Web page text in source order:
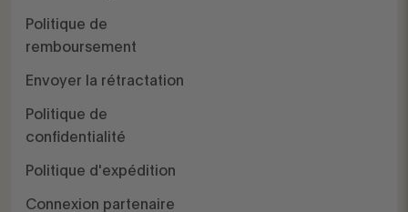
Politique de
remboursement
Envoyer la rétractation
Politique de
confidentialité
Politique d'expédition
Connexion partenaire